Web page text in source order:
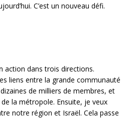
C’est un nouveau défi.
action dans trois directions.
liens entre la grande communauté
de milliers de membres, et
la métropole. Ensuite, je veux
notre région et Israël. Cela passe